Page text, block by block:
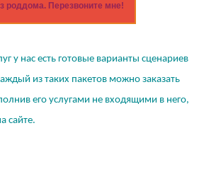
роддома. Перезвоните мне!
у нас есть готовые варианты сценариев
из таких пакетов можно заказать
его услугами не входящими в него,
сайте.